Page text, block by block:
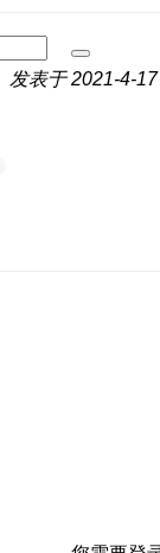
发表于 2021-4-